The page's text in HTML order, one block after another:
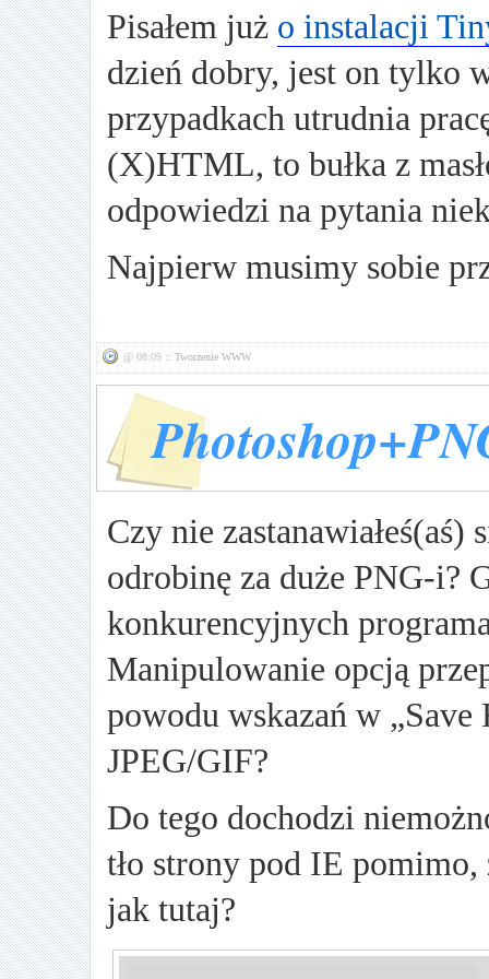
Pisałem już o instalacji
dzień dobry, jest on tylko
przypadkach utrudnia
(X)HTML, to bułka z
odpowiedzi na pytania
Najpierw musimy sobie
@ 08:09 ::Tworzenie WWW
Czy nie zastanawiałeś(aś)
odrobinę za duże PNG-i?
konkurencyjnych
Manipulowanie opcją
powodu wskazań w
JPEG/GIF?
Do tego dochodzi
tło strony pod IE pomimo,
jak tutaj?